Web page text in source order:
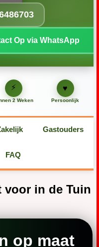
Op via WhatsApp
⚡
2 Weken
♥
Persoonlijk
Gastouders
FAQ
voor in de Tuin
op maat